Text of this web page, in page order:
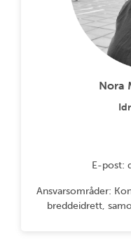
Nora
E-post:
Ansvarsområder:
breddeidrett,